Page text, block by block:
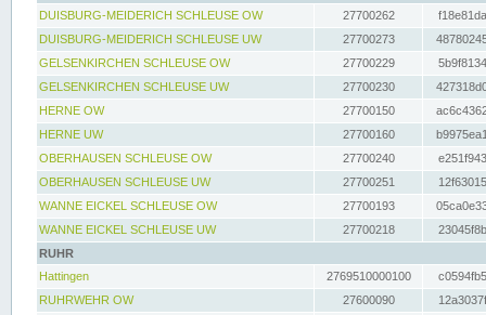
DUISBURG-MEIDERICH SCHLEUSE OW
27700262
DUISBURG-MEIDERICH SCHLEUSE UW
27700273
GELSENKIRCHEN SCHLEUSE OW
27700229
GELSENKIRCHEN SCHLEUSE UW
27700230
HERNE OW
27700150
HERNE UW
27700160
OBERHAUSEN SCHLEUSE OW
27700240
OBERHAUSEN SCHLEUSE UW
27700251
WANNE EICKEL SCHLEUSE OW
27700193
WANNE EICKEL SCHLEUSE UW
27700218
RUHR
Hattingen
2769510000100
RUHRWEHR OW
27600090